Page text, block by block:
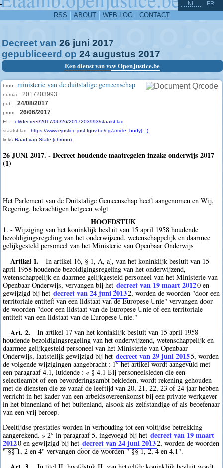
-
RSS ABOUT WEB LOG CONTACT
NL FR
Decreet van 26 juni 2017
gepubliceerd op 24 augustus 2017
Een dienst van vzw OpenJustice.be
bron ministerie van de duitstalige gemeenschap
numac 2017203993
pub. 24/08/2017
prom. 26/06/2017
ELI
eli/decreet/2017/06/26/2017203993/staatsblad
staatsblad
https://www.ejustice.just.fgov.be/cgi/article_body(...)
links Raad van State (chrono)
26 JUNI 2017. - Decreet houdende maatregelen inzake onderwijs 2017
(1)
Het Parlement van de Duitstalige Gemeenschap heeft aangenomen en Wij,
Regering, bekrachtigen hetgeen volgt :
HOOFDSTUK
1. - Wijziging van het koninklijk besluit van 15 april 1958 houdende
bezoldigingsregeling van het onderwijzend, wetenschappelijk en daarmee
gelijkgesteld personeel van het Ministerie van Openbaar Onderwijs
Artikel 1.
In artikel 16, § 1, A, a), van het koninklijk besluit van 15
april 1958 houdende bezoldigingsregeling van het onderwijzend,
wetenschappelijk en daarmee gelijkgesteld personeel van het Ministerie van
Openbaar Onderwijs, vervangen bij het decreet van 19 maart 20120 en
gewijzigd bij het decreet van 24 juni 20132, worden de woorden "door een
territoriale entiteit van een lidstaat van de Europese Unie" vervangen door
de woorden "door een lidstaat van de Europese Unie of een territoriale
entiteit van een lidstaat van de Europese Unie."
Art. 2.
In artikel 17 van het koninklijk besluit van 15 april 1958
houdende bezoldigingsregeling van het onderwijzend, wetenschappelijk en
daarmee gelijkgesteld personeel van het Ministerie van Openbaar
Onderwijs, laatstelijk gewijzigd bij het decreet van 29 juni 20155, worden
de volgende wijzigingen aangebracht : 1° het artikel wordt aangevuld met
een paragraaf 4.1, luidende : « § 4.1 Bij personeelsleden die een
selectieambt of een bevorderingsambt bekleden, wordt rekening gehouden
met de diensten die ze vanaf de leeftijd van 20, 21, 22, 23 of 24 jaar hebben
verricht in het kader van een arbeidsovereenkomst bij een private werkgever
in het binnenland of het buitenland, alsook als zelfstandige of als beoefenaar
van een vrij beroep.
Deeltijdse prestaties worden in verhouding tot een voltijdse betrekking
aangerekend. » 2° in paragraaf 5, ingevoegd bij het decreet van 19 maart
20120 en gewijzigd bij het decreet van 24 juni 20132, worden de woorden
" §§ 1, 2 en 4" vervangen door de woorden " §§ 1, 2, 4 en 4.1".
^